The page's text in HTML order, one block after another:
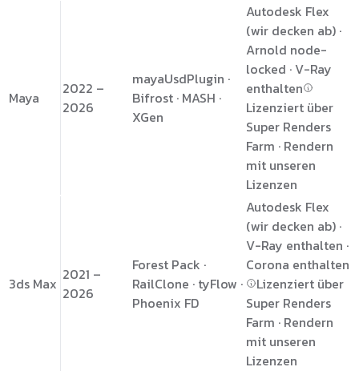
Maya
2022 –
2026
mayaUsdPlugin ·
Bifrost · MASH ·
XGen
Autodesk Flex
(wir decken ab) ·
Arnold node-
locked · V-Ray
enthalten
Lizenziert über
Super Renders
Farm · Rendern
mit unseren
Lizenzen
3ds Max 2021 –
2026
Forest Pack ·
RailClone · tyFlow ·
Phoenix FD
Autodesk Flex
(wir decken ab) ·
V-Ray enthalten ·
Corona enthalten
Lizenziert über
Super Renders
Farm · Rendern
mit unseren
Lizenzen